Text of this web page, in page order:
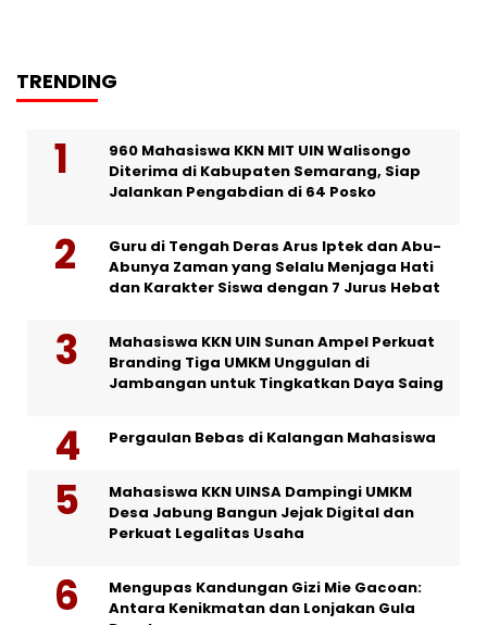
TRENDING
960 Mahasiswa KKN MIT UIN Walisongo
Diterima di Kabupaten Semarang, Siap
Jalankan Pengabdian di 64 Posko
Guru di Tengah Deras Arus Iptek dan Abu-
Abunya Zaman yang Selalu Menjaga Hati
dan Karakter Siswa dengan 7 Jurus Hebat
Mahasiswa KKN UIN Sunan Ampel Perkuat
Branding Tiga UMKM Unggulan di
Jambangan untuk Tingkatkan Daya Saing
Pergaulan Bebas di Kalangan Mahasiswa
Mahasiswa KKN UINSA Dampingi UMKM
Desa Jabung Bangun Jejak Digital dan
Perkuat Legalitas Usaha
Mengupas Kandungan Gizi Mie Gacoan:
Antara Kenikmatan dan Lonjakan Gula